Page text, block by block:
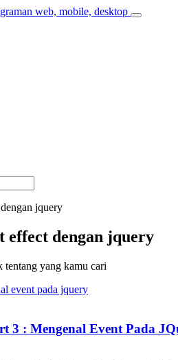
jquery
effect dengan jquery
yang kamu cari
3 : Mengenal Event Pada